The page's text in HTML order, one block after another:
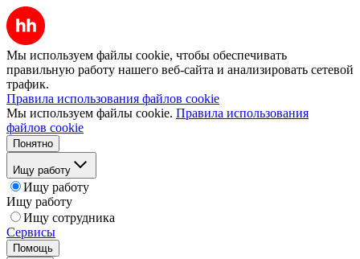
Мы используем файлы cookie, чтобы обеспечивать
правильную работу нашего веб-сайта и анализировать сетевой
трафик.
Правила использования файлов cookie
Мы используем файлы cookie. Правила использования
файлов cookie
Понятно
Ищу работу
Ищу работу
Ищу работу
Ищу сотрудника
Сервисы
Помощь